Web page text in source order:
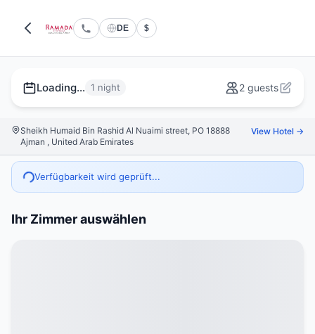
DE $
Loading... 1 night 2 guests
Sheikh Humaid Bin Rashid Al Nuaimi street, PO 18888
Ajman , United Arab Emirates
View Hotel →
Verfügbarkeit wird geprüft...
Ihr Zimmer auswählen